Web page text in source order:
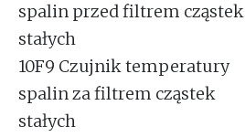
spalin przed filtrem cząstek
stałych
10F9 Czujnik temperatury
spalin za filtrem cząstek
stałych